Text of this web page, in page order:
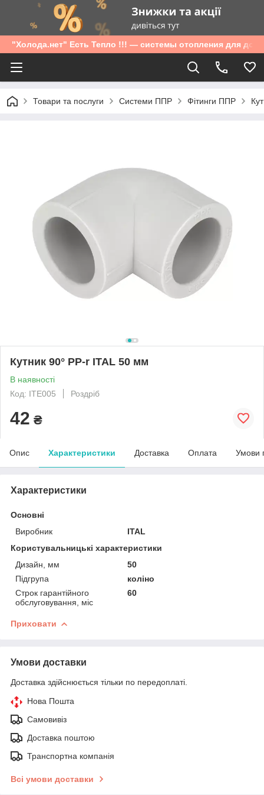
"Холода.нет" Есть Тепло !!! — системы отопления для дома
Товари та послуги Системи ППР Фітинги ППР
Кутник 90° PP-r ITAL 50 мм
В наявності
Код: ITE005
Роздріб
42 ₴
Опис Характеристики Доставка Оплата Умови
Характеристики
Основні
Виробник
ITAL
Користувальницькі характеристики
Дизайн, мм
50
Підгрупа
коліно
Строк гарантійного
обслуговування, міс
60
Приховати
Умови доставки
Доставка здійснюється тільки по передоплаті.
Нова Пошта
Самовивіз
Доставка поштою
Транспортна компанія
Всі умови доставки